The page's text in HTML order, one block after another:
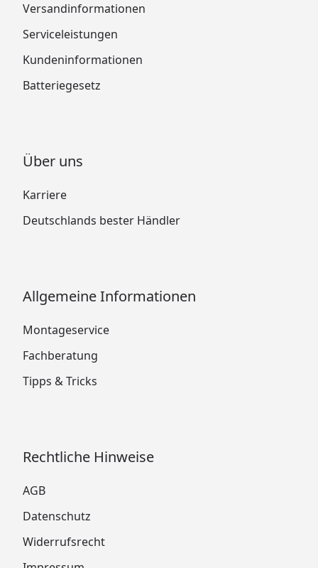
Versandinformationen
Serviceleistungen
Kundeninformationen
Batteriegesetz
Über uns
Karriere
Deutschlands bester Händler
Allgemeine Informationen
Montageservice
Fachberatung
Tipps & Tricks
Rechtliche Hinweise
AGB
Datenschutz
Widerrufsrecht